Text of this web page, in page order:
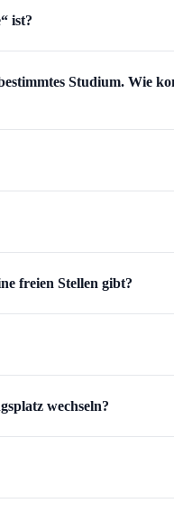
ist?
Studium. Wie
freien Stellen gibt?
wechseln?